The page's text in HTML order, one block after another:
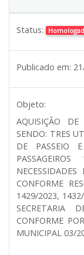
Status:
Publicado em:
Objeto:
AQUISIÇÃO
SENDO: TRES
DE PASSEIO
CONFORME
1429/2023,
SECRETARIA
CONFORME
MUNICIPAL 03/